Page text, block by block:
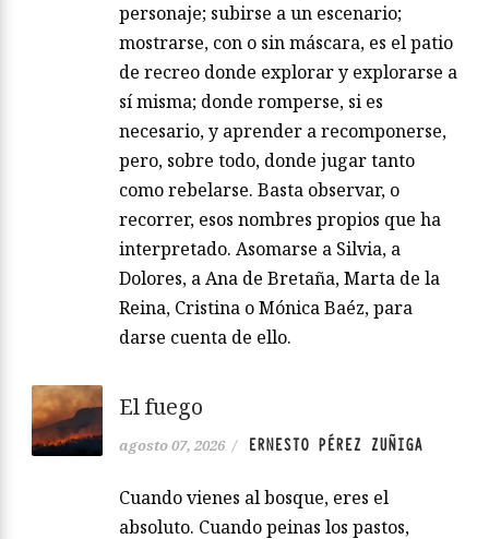
personaje; subirse a un escenario;
mostrarse, con o sin máscara, es el patio
de recreo donde explorar y explorarse a
sí misma; donde romperse, si es
necesario, y aprender a recomponerse,
pero, sobre todo, donde jugar tanto
como rebelarse. Basta observar, o
recorrer, esos nombres propios que ha
interpretado. Asomarse a Silvia, a
Dolores, a Ana de Bretaña, Marta de la
Reina, Cristina o Mónica Baéz, para
darse cuenta de ello.
El fuego
agosto 07, 2026 / ERNESTO PÉREZ ZUÑIGA
Cuando vienes al bosque, eres el
absoluto. Cuando peinas los pastos,